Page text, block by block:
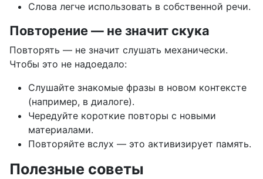
Слова легче использовать в собственной речи.
Повторение — не значит скука
Повторять — не значит слушать механически.
Чтобы это не надоедало:
Слушайте знакомые фразы в новом контексте
(например, в диалоге).
Чередуйте короткие повторы с новыми
материалами.
Повторяйте вслух — это активизирует память.
Полезные советы